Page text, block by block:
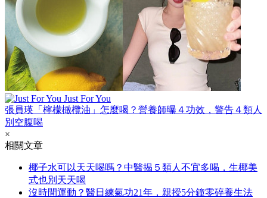
Just For You
張員瑛「檸檬橄欖油」怎麼喝？營養師曝４功效，警告４類人
別空腹喝
×
相關文章
椰子水可以天天喝嗎？中醫揭５類人不宜多喝，生椰美
式也別天天喝
沒時間運動？醫日練氣功21年，親授5分鐘零碎養生法